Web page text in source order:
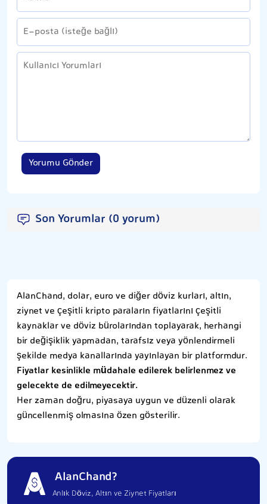
Yorumu Gönder
Son Yorumlar (0 yorum)
AlanChand, dolar, euro ve diğer döviz kurları, altın,
ziynet ve çeşitli kripto paraların fiyatlarını çeşitli
kaynaklar ve döviz bürolarından toplayarak, herhangi
bir değişiklik yapmadan, tarafsız veya yönlendirmeli
şekilde medya kanallarında yayınlayan bir platformdur.
Fiyatlar kesinlikle müdahale edilerek belirlenmez ve
gelecekte de edilmeyecektir.
Her zaman doğru, piyasaya uygun ve düzenli olarak
güncellenmiş olmasına özen gösterilir.
AlanChand?
Anlık Döviz, Altın ve Ziynet Fiyatları